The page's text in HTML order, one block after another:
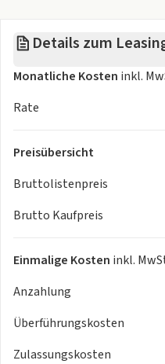
- USB Anschluss
- Android Auto u. Apple
- Kabelloses Laden für Handys
- Fahrer-/Beifahrersitz
- Sitzheizung Fahrer/
- Servotronic
- Zentralverriegelung
- Kopfstützen vorn und
- Sitze Stoff
- Innenfarbe grün
Details zum
Monatliche Kosten inkl.
Rate
Preisübersicht
Bruttolistenpreis
Brutto Kaufpreis
Einmalige Kosten inkl.
Anzahlung
Überführungskosten
Zulassungskosten